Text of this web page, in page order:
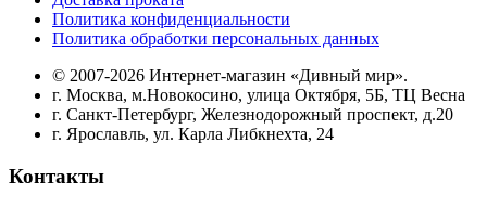
Политика конфиденциальности
Политика обработки персональных данных
© 2007-2026 Интернет-магазин «Дивный мир».
г. Москва, м.Новокосино, улица Октября, 5Б, ТЦ Весна
г. Санкт-Петербург, Железнодорожный проспект, д.20
г. Ярославль, ул. Карла Либкнехта, 24
Контакты